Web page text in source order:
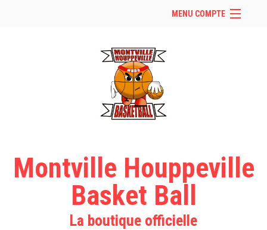
MENU COMPTE
Retour à notre site
Facebook
Instagram
Se connecter
Montville Houppeville
Basket Ball
La boutique officielle